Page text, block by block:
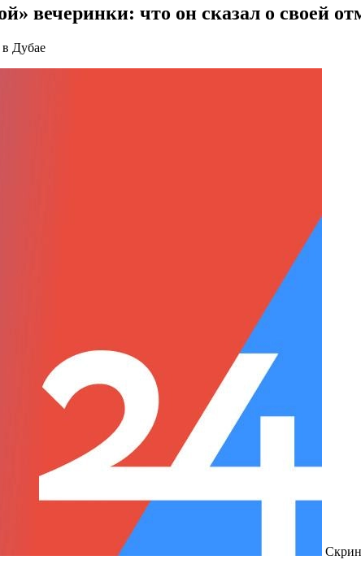
вечеринки: что он сказал о своей
Дубае